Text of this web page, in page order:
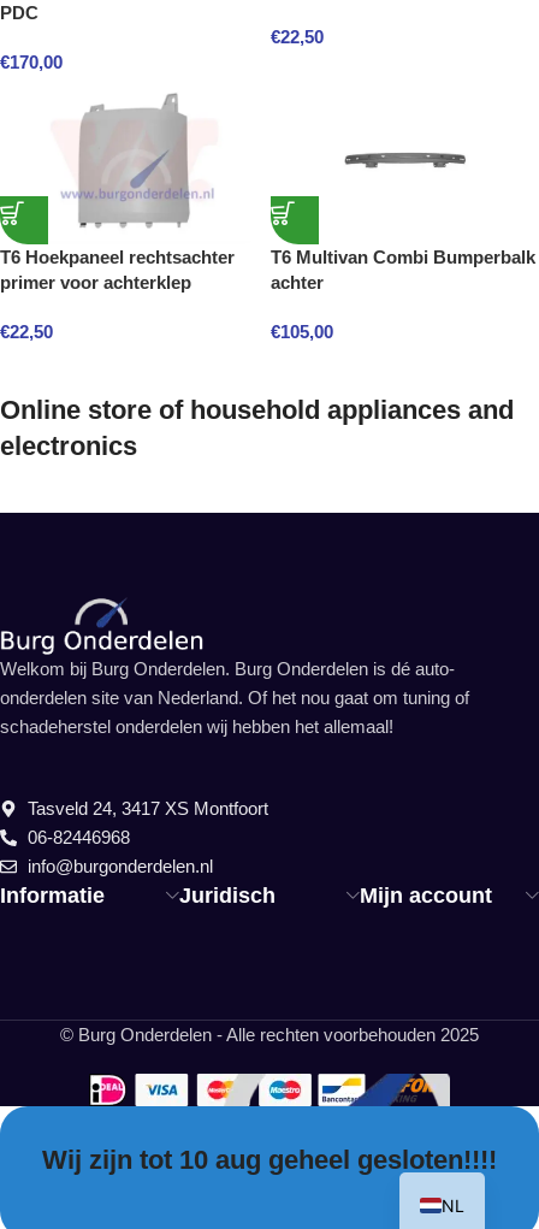
PDC
€170,00
€22,50
T6 Hoekpaneel rechtsachter
primer voor achterklep
€22,50
T6 Multivan Combi Bumperbalk
achter
€105,00
Online store of household appliances and
electronics
Informatie Juridisch Mijn account
Welkom bij Burg Onderdelen. Burg Onderdelen is dé auto-
onderdelen site van Nederland. Of het nou gaat om tuning of
schadeherstel onderdelen wij hebben het allemaal!
Tasveld 24, 3417 XS Montfoort
06-82446968
info@burgonderdelen.nl
© Burg Onderdelen - Alle rechten voorbehouden 2025
Wij zijn tot 10 aug geheel gesloten!!!!
NL
EN